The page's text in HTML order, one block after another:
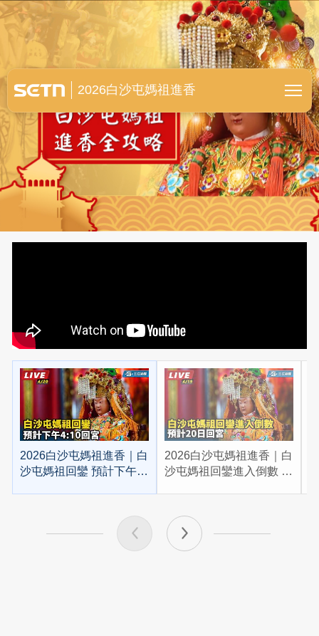
白沙屯媽祖進香全紀錄
2026白沙屯媽祖進香
2026白沙屯媽祖進香｜白
沙屯媽祖回鑾 預計下午
2026白沙屯媽祖進香｜白
沙屯媽祖回鑾進入倒數 預